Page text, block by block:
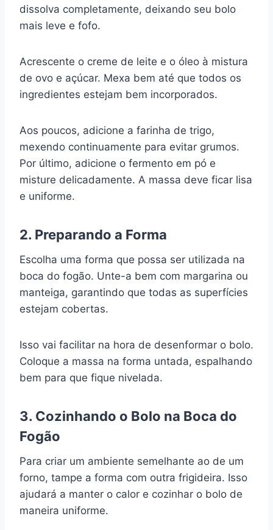
dissolva completamente, deixando seu bolo
mais leve e fofo.
Acrescente o creme de leite e o óleo à mistura
de ovo e açúcar. Mexa bem até que todos os
ingredientes estejam bem incorporados.
Aos poucos, adicione a farinha de trigo,
mexendo continuamente para evitar grumos.
Por último, adicione o fermento em pó e
misture delicadamente. A massa deve ficar lisa
e uniforme.
2. Preparando a Forma
Escolha uma forma que possa ser utilizada na
boca do fogão. Unte-a bem com margarina ou
manteiga, garantindo que todas as superfícies
estejam cobertas.
Isso vai facilitar na hora de desenformar o bolo.
Coloque a massa na forma untada, espalhando
bem para que fique nivelada.
3. Cozinhando o Bolo na Boca do
Fogão
Para criar um ambiente semelhante ao de um
forno, tampe a forma com outra frigideira. Isso
ajudará a manter o calor e cozinhar o bolo de
maneira uniforme.